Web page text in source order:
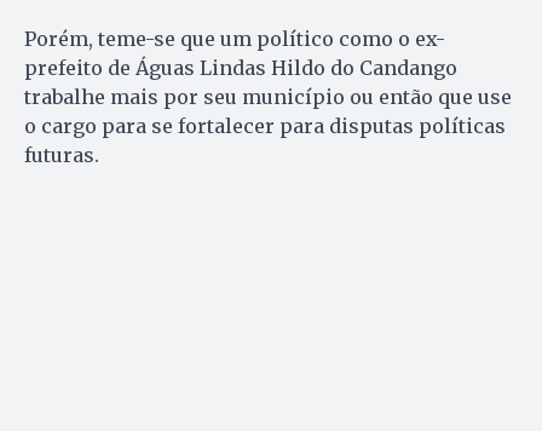
Porém, teme-se que um político como o ex-
prefeito de Águas Lindas Hildo do Candango
trabalhe mais por seu município ou então que use
o cargo para se fortalecer para disputas políticas
futuras.